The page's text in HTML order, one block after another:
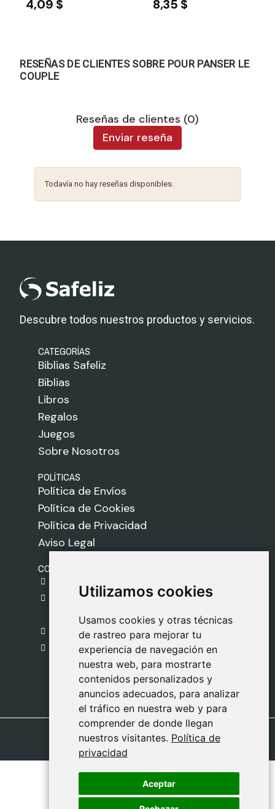
Utilizamos cookies
Usamos cookies y otras técnicas
de rastreo para mejorar tu
experiencia de navegación en
nuestra web, para mostrarte
contenidos personalizados y
anuncios adecuados, para analizar
el tráfico en nuestra web y para
comprender de donde llegan
nuestros visitantes. Política de
privacidad
Aceptar
Utilizamos cookies
Usamos cookies y otras técnicas
de rastreo para mejorar tu
experiencia de navegación en
nuestra web, para mostrarte
contenidos personalizados y
anuncios adecuados, para analizar
el tráfico en nuestra web y para
comprender de donde llegan
nuestros visitantes. Política de
privacidad
Aceptar
4,09 $ 8,35 $
RESEÑAS DE CLIENTES SOBRE POUR PANSER LE
COUPLE
Reseñas de clientes (0)
Enviar reseña
Todavía no hay reseñas disponibles.
Descubre todos nuestros productos y servicios.
CATEGORÍAS
Biblias Safeliz
Biblias
Libros
Regalos
Juegos
Sobre Nosotros
POLÍTICAS
Política de Envíos
Política de Cookies
Política de Privacidad
Aviso Legal
CONTACTO
C. del Pradillo, 6, 28770 Colmenar Viejo,
Madrid
918 459 877
Lunes a Viernes
09:00 - 13:00